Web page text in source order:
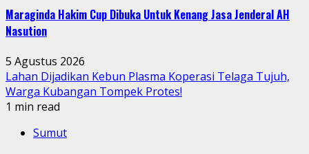
Maraginda Hakim Cup Dibuka Untuk Kenang Jasa Jenderal AH
Nasution
5 Agustus 2026
Lahan Dijadikan Kebun Plasma Koperasi Telaga Tujuh,
Warga Kubangan Tompek Protes!
1 min read
Sumut